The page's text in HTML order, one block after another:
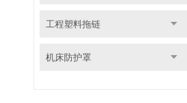
工程塑料拖链
机床防护罩